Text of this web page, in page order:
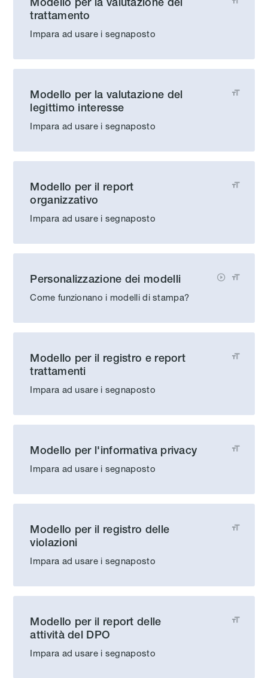
trattamento
Impara ad usare i segnaposto
Modello per la valutazione del
legittimo interesse
Impara ad usare i segnaposto

Modello per il report
organizzativo
Impara ad usare i segnaposto

Personalizzazione dei modelli
Come funzionano i modelli di stampa?
 
Modello per il registro e report
trattamenti
Impara ad usare i segnaposto

Modello per l'informativa privacy
Impara ad usare i segnaposto

Modello per il registro delle
violazioni
Impara ad usare i segnaposto

Modello per il report delle
attività del DPO
Impara ad usare i segnaposto
